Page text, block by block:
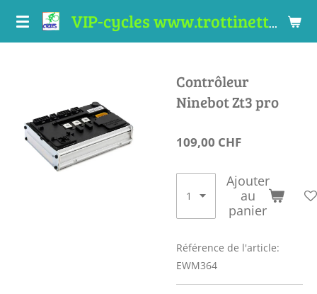
Passer
VIP-cycles www.trottinettes-valais.ch
Contrôleur
Ninebot Zt3 pro
109,00 CHF
Ajouter
au
panier
Référence de l'article:
EWM364